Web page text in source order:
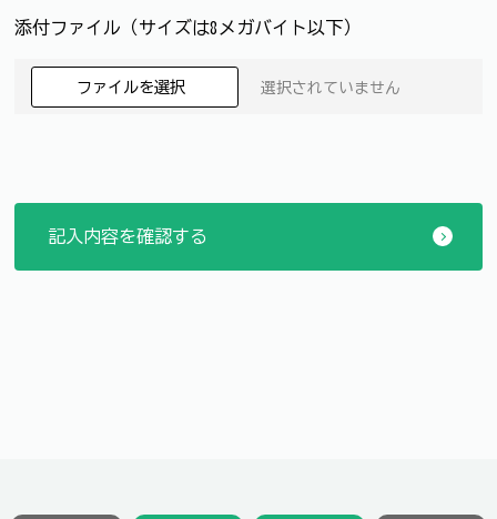
添付ファイル（サイズは8メガバイト以下）
ファイルを選択 選択されていません